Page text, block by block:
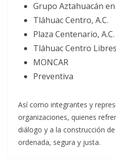
Grupo Aztahuacán en
Tláhuac Centro, A.C.
Plaza Centenario, A.C.
Tláhuac Centro
MONCAR
Preventiva
Así como integrantes y
organizaciones, quienes
diálogo y a la construcción
ordenada, segura y justa.